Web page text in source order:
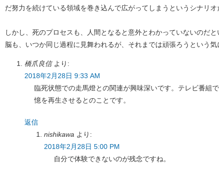
だ努力を続けている領域を巻き込んで広がってしまうというシナリオ
しかし、死のプロセスも、人間となると意外とわかっていないのだ
脳も、いつか同じ過程に見舞われるが、それまでは頑張ろうという
橋爪良信 より:
2018年2月28日 9:33 AM
臨死状態での走馬燈との関連が興味深いです。テレビ番組
憶を再生させるとのことです。
返信
nishikawa より:
2018年2月28日 5:00 PM
自分で体験できないのが残念ですね。